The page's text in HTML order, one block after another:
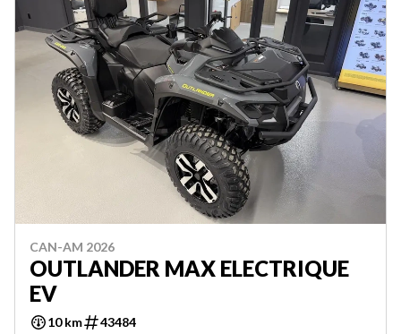
CAN-AM 2026
OUTLANDER MAX ELECTRIQUE
EV
10 km 43484